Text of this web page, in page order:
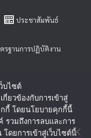
ประชาสัมพันธ์
รฐานการปฏิบัติงาน
ยากรบุคคล
ร้องทุกข์-ร้องเรียน
บไซต์
ยวข้องกับการเข้าสู่
กี้ โดยนโยบายคุกกี้นี้
รวมถึงการลบและการ
ดยการเข้าสู่เว็บไซต์นี้